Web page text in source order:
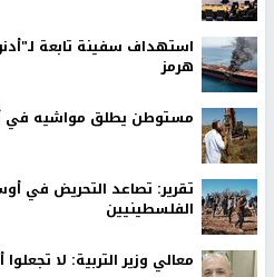
استهداف سفينة تابعة
هرمز
مستوطن يطلق مواشيه في
تقرير: تصاعد التحريض في
الفلسطينيين
معالي وزير التربية: لا